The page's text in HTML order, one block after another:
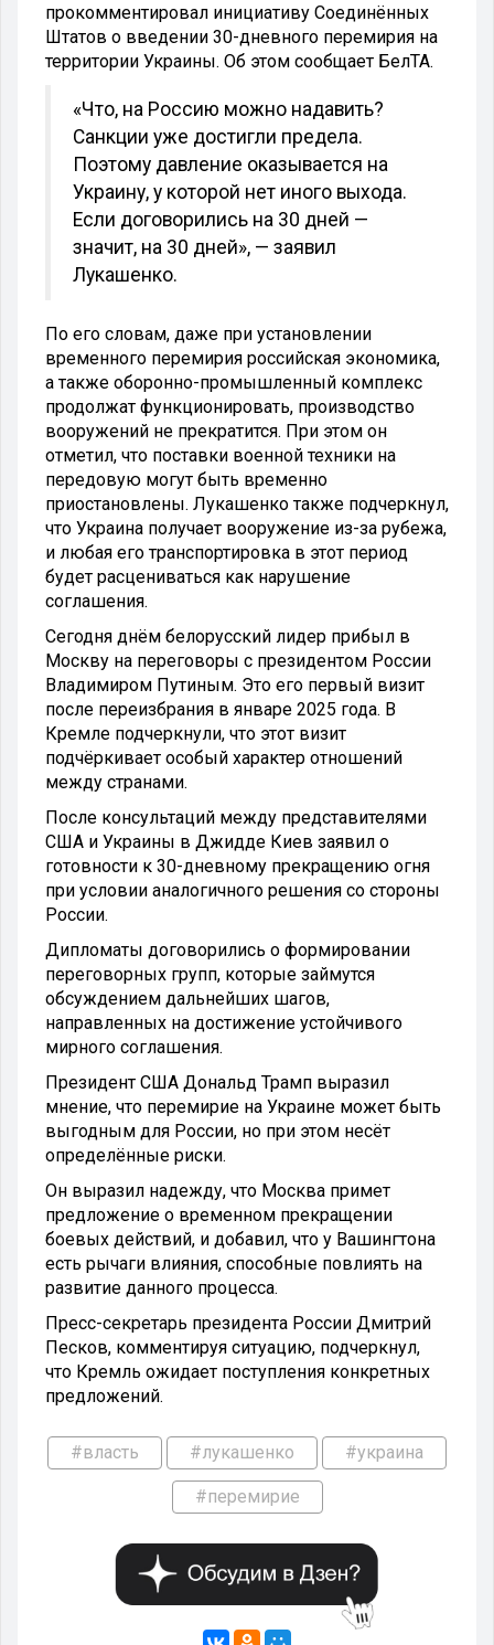
прокомментировал инициативу Соединённых
Штатов о введении 30-дневного перемирия на
территории Украины. Об этом сообщает БелТА.
«Что, на Россию можно надавить?
Санкции уже достигли предела.
Поэтому давление оказывается на
Украину, у которой нет иного выхода.
Если договорились на 30 дней —
значит, на 30 дней», — заявил
Лукашенко.
По его словам, даже при установлении
временного перемирия российская экономика,
а также оборонно-промышленный комплекс
продолжат функционировать, производство
вооружений не прекратится. При этом он
отметил, что поставки военной техники на
передовую могут быть временно
приостановлены. Лукашенко также подчеркнул,
что Украина получает вооружение из-за рубежа,
и любая его транспортировка в этот период
будет расцениваться как нарушение
соглашения.
Сегодня днём белорусский лидер прибыл в
Москву на переговоры с президентом России
Владимиром Путиным. Это его первый визит
после переизбрания в январе 2025 года. В
Кремле подчеркнули, что этот визит
подчёркивает особый характер отношений
между странами.
После консультаций между представителями
США и Украины в Джидде Киев заявил о
готовности к 30-дневному прекращению огня
при условии аналогичного решения со стороны
России.
Дипломаты договорились о формировании
переговорных групп, которые займутся
обсуждением дальнейших шагов,
направленных на достижение устойчивого
мирного соглашения.
Президент США Дональд Трамп выразил
мнение, что перемирие на Украине может быть
выгодным для России, но при этом несёт
определённые риски.
Он выразил надежду, что Москва примет
предложение о временном прекращении
боевых действий, и добавил, что у Вашингтона
есть рычаги влияния, способные повлиять на
развитие данного процесса.
Пресс-секретарь президента России Дмитрий
Песков, комментируя ситуацию, подчеркнул,
что Кремль ожидает поступления конкретных
предложений.
#власть #лукашенко #украина
#перемирие